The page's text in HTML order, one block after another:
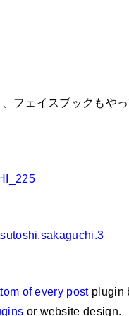
フェイスブックもや
of every postplugin
or website design.